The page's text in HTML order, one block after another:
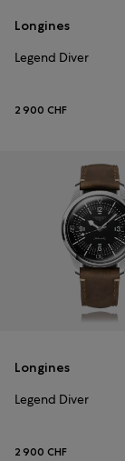
Longines
Legend Diver
2 900 CHF
Longines
Legend Diver
2 900 CHF